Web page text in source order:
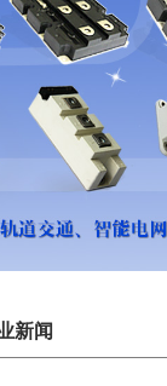
新闻